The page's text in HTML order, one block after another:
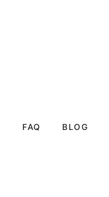
FAQ BLOG